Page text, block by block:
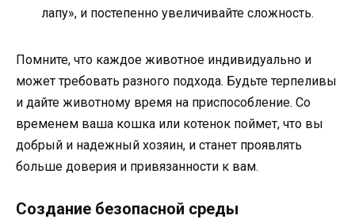
лапу», и постепенно увеличивайте сложность.
Помните, что каждое животное индивидуально и
может требовать разного подхода. Будьте терпеливы
и дайте животному время на приспособление. Со
временем ваша кошка или котенок поймет, что вы
добрый и надежный хозяин, и станет проявлять
больше доверия и привязанности к вам.
Создание безопасной среды